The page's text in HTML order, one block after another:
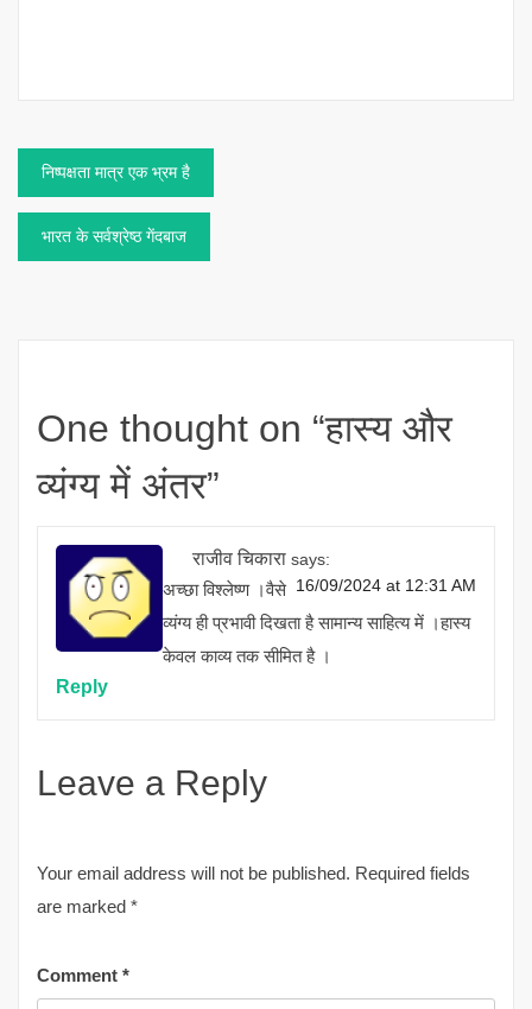
Post
navigation
निष्पक्षता मात्र एक भ्रम है
भारत के सर्वश्रेष्ठ गेंदबाज
One thought on “हास्य और
व्यंग्य में अंतर”
राजीव चिकारा says:
16/09/2024 at 12:31 AM
अच्छा विश्लेष्ण ।वैसे
व्यंग्य ही प्रभावी दिखता है सामान्य साहित्य में ।हास्य
केवल काव्य तक सीमित है ।
Reply
Leave a Reply
Your email address will not be published. Required fields
are marked *
Comment *